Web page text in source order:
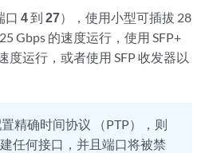
口4到27），使用小型可插拔 28
Gbps 的速度运行，使用 SFP+
度运行，或者使用 SFP 收发器以
精确时间协议 （PTP），则
任何接口，并且端口将被禁